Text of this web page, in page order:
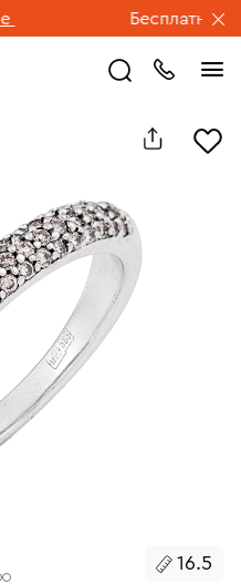
Бесплатная
16.5